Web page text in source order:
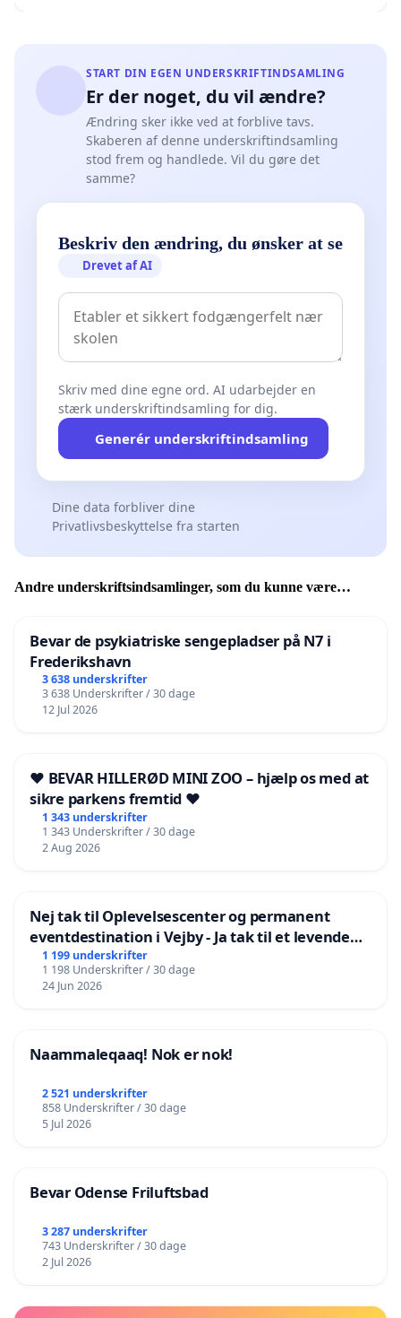
START DIN EGEN UNDERSKRIFTINDSAMLING
Er der noget, du vil ændre?
Ændring sker ikke ved at forblive tavs.
Skaberen af denne underskriftindsamling
stod frem og handlede. Vil du gøre det
samme?
Beskriv den ændring, du ønsker at se
Drevet af AI
Skriv med dine egne ord. AI udarbejder en
stærk underskriftindsamling for dig.
Generér underskriftindsamling
Dine data forbliver dine
Privatlivsbeskyttelse fra starten
Andre underskriftsindsamlinger, som du kunne være
Bevar de psykiatriske sengepladser på N7 i
Frederikshavn
3 638 underskrifter
3 638 Underskrifter / 30 dage
12 Jul 2026
❤️ BEVAR HILLERØD MINI ZOO – hjælp os med at
sikre parkens fremtid ❤️
1 343 underskrifter
1 343 Underskrifter / 30 dage
2 Aug 2026
Nej tak til Oplevelsescenter og permanent
eventdestination i Vejby - Ja tak til et levende
lokalområde i balance
1 199 underskrifter
1 198 Underskrifter / 30 dage
24 Jun 2026
Naammaleqaaq! Nok er nok!
2 521 underskrifter
858 Underskrifter / 30 dage
5 Jul 2026
Bevar Odense Friluftsbad
3 287 underskrifter
743 Underskrifter / 30 dage
2 Jul 2026